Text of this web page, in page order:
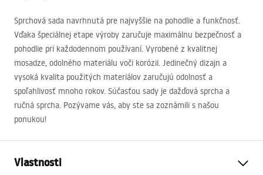
Sprchová sada navrhnutá pre najvyššie na pohodlie a funkčnosť.
Vďaka špeciálnej etape výroby zaručuje maximálnu bezpečnosť a
pohodlie pri každodennom používaní. Vyrobené z kvalitnej
mosadze, odolného materiálu voči korózii. Jedinečný dizajn a
vysoká kvalita použitých materiálov zaručujú odolnosť a
spoľahlivosť mnoho rokov. Súčasťou sady je dažďová sprcha a
ručná sprcha. Pozývame vás, aby ste sa zoznámili s našou
ponukou!
Vlastnosti